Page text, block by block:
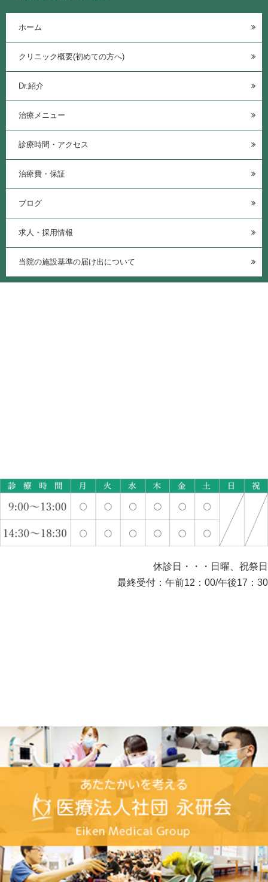
ホーム
クリニック概要(初めての方へ)
Dr.紹介
治療メニュー
診療時間・アクセス
治療費・保証
ブログ
求人・採用情報
当院の施設基準の届け出について
休診日・・・日曜、祝祭日
最終受付：午前12：00/午後17：30